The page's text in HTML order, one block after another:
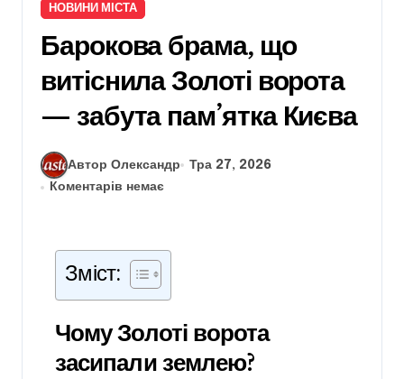
НОВИНИ МІСТА
Барокова брама, що
витіснила Золоті ворота
— забута пам’ятка Києва
Автор Олександр
Тра 27, 2026
Коментарів немає
Зміст:
Чому Золоті ворота
засипали землею?